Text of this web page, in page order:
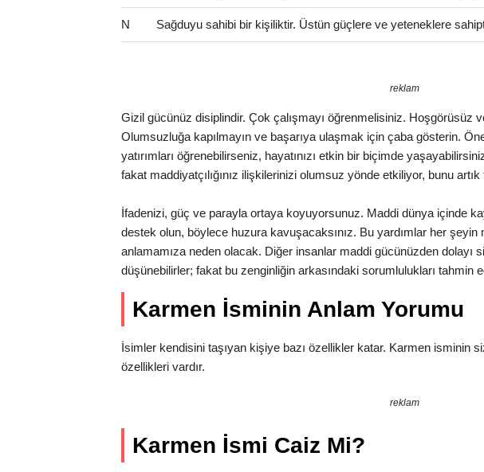
N Sağduyu sahibi bir kişiliktir. Üstün güçlere ve yeteneklere
reklam
Gizil gücünüz disiplindir. Çok çalışmayı öğrenmelisiniz. Hoşgörüsüz
Olumsuzluğa kapılmayın ve başarıya ulaşmak için çaba gösterin.
yatırımları öğrenebilirseniz, hayatınızı etkin bir biçimde
fakat maddiyatçılığınız ilişkilerinizi olumsuz yönde etkiliyor, bunu
İfadenizi, güç ve parayla ortaya koyuyorsunuz. Maddi dünya içinde
destek olun, böylece huzura kavuşacaksınız. Bu yardımlar her şeyin
anlamamıza neden olacak. Diğer insanlar maddi gücünüzden dolayı
düşünebilirler; fakat bu zenginliğin arkasındaki sorumlulukları tahmin
Karmen İsminin Anlam Yorumu
İsimler kendisini taşıyan kişiye bazı özellikler katar. Karmen isminin
özellikleri vardır.
reklam
Karmen İsmi Caiz Mi?